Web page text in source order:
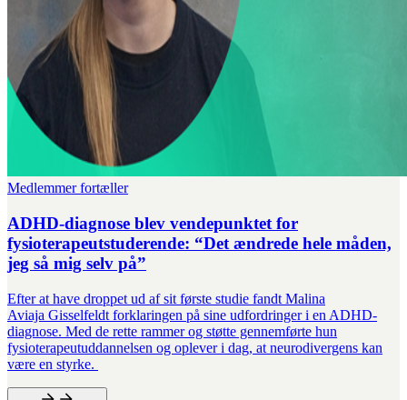
Medlemmer fortæller
ADHD-diagnose blev vendepunktet for
fysioterapeutstuderende: “Det ændrede hele måden,
jeg så mig selv på”
Efter at have droppet ud af sit første studie fandt Malina
Aviaja Gisselfeldt forklaringen på sine udfordringer i en ADHD-
diagnose. Med de rette rammer og støtte gennemførte hun
fysioterapeutuddannelsen og oplever i dag, at neurodivergens kan
være en styrke.